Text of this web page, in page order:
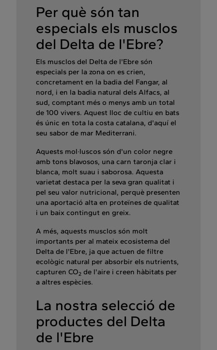
Per què són tan
especials els musclos
del Delta de l'Ebre?
Els musclos del Delta de l'Ebre són
especials per la zona on es crien,
concretament en la badia del Fangar, al
nord, i en la badia natural dels Alfacs, al
sud, comptant més o menys amb un total
de 100 vivers. Aquest lloc de cultiu en bats
és únic en tota la costa catalana, d'aquí el
seu sabor de mar Mediterrani.
Aquests mol·luscos són d'un color negre
amb tons blavosos, una carn taronja clar i
blanca, molt suau i saborosa. Aquesta
varietat destaca per la seva gran qualitat i
pel seu valor nutricional, perquè presenten
una aportació alta en proteïnes de qualitat
i un baix contingut en greix.
A més, aquests musclos són molt
importants per al mateix ecosistema del
Delta de l'Ebre, ja que actuen de filtre
ecològic natural per absorbir els nutrients,
capturen CO2 de l'aire i creen hàbitats per
a altres espècies.
La nostra selecció de
productes del Delta
de l'Ebre